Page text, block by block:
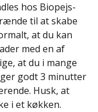
hos Biopejs-
til at skabe
at du kan
med en af
at du i mange
godt 3 minutter
Husk, at
i et køkken.